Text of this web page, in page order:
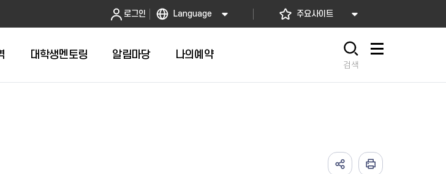
로그인 Language 주요사이트
대학생멘토링 알림마당 나의예약
검색
사이트맵